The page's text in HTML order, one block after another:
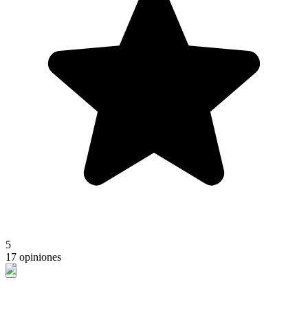
5
17 opiniones